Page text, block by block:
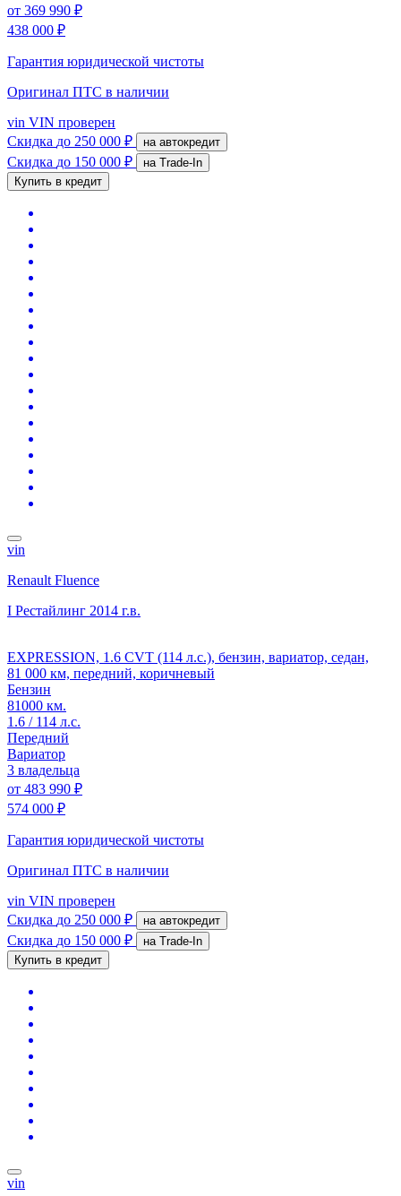
от 369 990 ₽
438 000 ₽
Гарантия юридической чистоты
Оригинал ПТС в наличии
vin VIN проверен
Скидка до 250 000 ₽ на автокредит
Скидка до 150 000 ₽
на Trade-In
Купить в кредит
vin
Renault Fluence
I Рестайлинг 2014 г.в.
EXPRESSION, 1.6 CVT (114 л.с.), бензин, вариатор, седан,
81 000 км, передний, коричневый
Бензин
81000 км.
1.6 / 114 л.с.
Передний
Вариатор
3 владельца
от 483 990 ₽
574 000 ₽
Гарантия юридической чистоты
Оригинал ПТС в наличии
vin VIN проверен
Скидка до 250 000 ₽ на автокредит
Скидка до 150 000 ₽
на Trade-In
Купить в кредит
vin